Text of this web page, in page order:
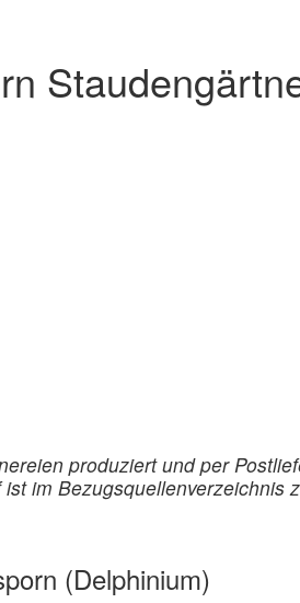
produziert und per
im Bezugsquellenverzeichnis
(Delphinium)